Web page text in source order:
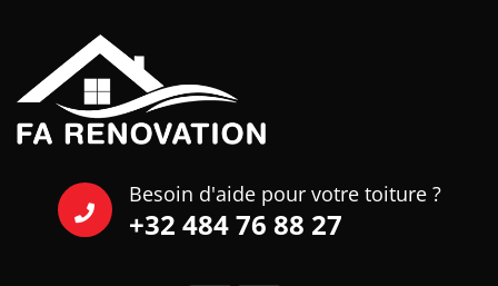
Besoin d'aide pour votre toiture ?
+32 484 76 88 27